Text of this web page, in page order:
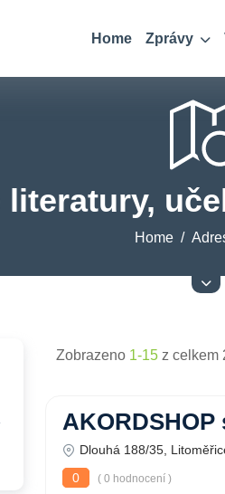
Home Zprávy
Home
Zobrazeno 1-15 z celkem
AKORDSHOP
Dlouhá 188/35,
0
( 0 hodnocení )